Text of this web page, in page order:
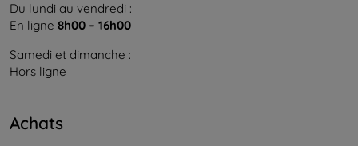
Du lundi au vendredi :
En ligne 8h00 – 16h00
Samedi et dimanche :
Hors ligne
Achats